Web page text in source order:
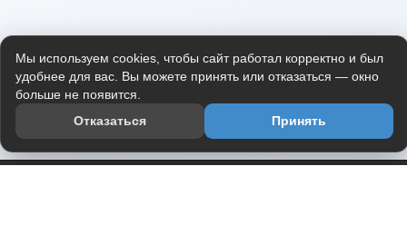
Мы используем cookies, чтобы сайт работал корректно и был
удобнее для вас. Вы можете принять или отказаться — окно
больше не появится.
Отказаться
Принять